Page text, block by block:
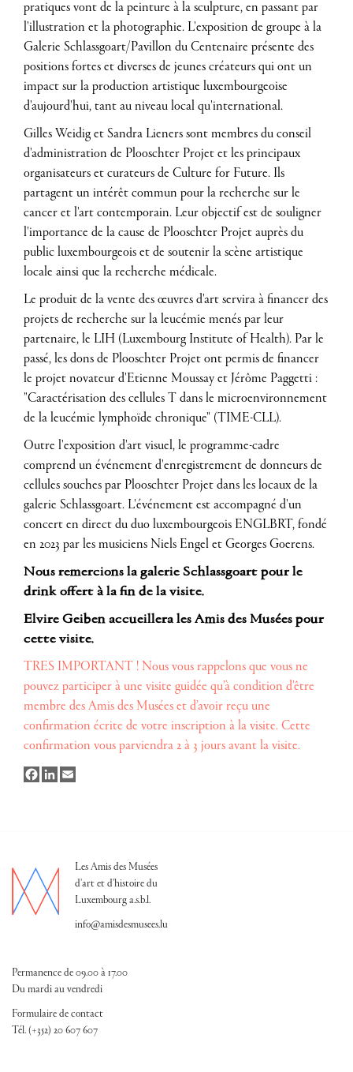
pratiques vont de la peinture à la sculpture, en passant par
l'illustration et la photographie. L'exposition de groupe à la
Galerie Schlassgoart/Pavillon du Centenaire présente des
positions fortes et diverses de jeunes créateurs qui ont un
impact sur la production artistique luxembourgeoise
d'aujourd'hui, tant au niveau local qu'international.
Gilles Weidig et Sandra Lieners sont membres du conseil
d'administration de Plooschter Projet et les principaux
organisateurs et curateurs de Culture for Future. Ils
partagent un intérêt commun pour la recherche sur le
cancer et l'art contemporain. Leur objectif est de souligner
l'importance de la cause de Plooschter Projet auprès du
public luxembourgeois et de soutenir la scène artistique
locale ainsi que la recherche médicale.
Le produit de la vente des œuvres d'art servira à financer des
projets de recherche sur la leucémie menés par leur
partenaire, le LIH (Luxembourg Institute of Health). Par le
passé, les dons de Plooschter Projet ont permis de financer
le projet novateur d'Etienne Moussay et Jérôme Paggetti :
"Caractérisation des cellules T dans le microenvironnement
de la leucémie lymphoïde chronique" (TIME-CLL).
Outre l'exposition d'art visuel, le programme-cadre
comprend un événement d'enregistrement de donneurs de
cellules souches par Plooschter Projet dans les locaux de la
galerie Schlassgoart. L'événement est accompagné d'un
concert en direct du duo luxembourgeois ENGLBRT, fondé
en 2023 par les musiciens Niels Engel et Georges Goerens.
Nous remercions la galerie Schlassgoart pour le
drink offert à la fin de la visite.
Elvire Geiben accueillera les Amis des Musées pour
cette visite.
TRES IMPORTANT ! Nous vous rappelons que vous ne
pouvez participer à une visite guidée qu’à condition d’être
membre des Amis des Musées et d’avoir reçu une
confirmation écrite de votre inscription à la visite. Cette
confirmation vous parviendra 2 à 3 jours avant la visite.
FacebookLinkedIn
Les Amis des Musées
d'art et d'histoire du
Luxembourg a.s.b.l.
info@amisdesmusees.lu
Permanence de 09.00 à 17.00
Du mardi au vendredi
Formulaire de contact
Tél. (+352) 20 607 607